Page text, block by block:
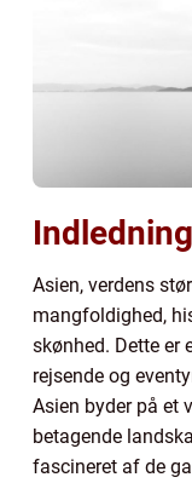
Asien, verdens
mangfoldighed,
skønhed. Dette er
rejsende og
Asien byder på et
betagende
fascineret af de